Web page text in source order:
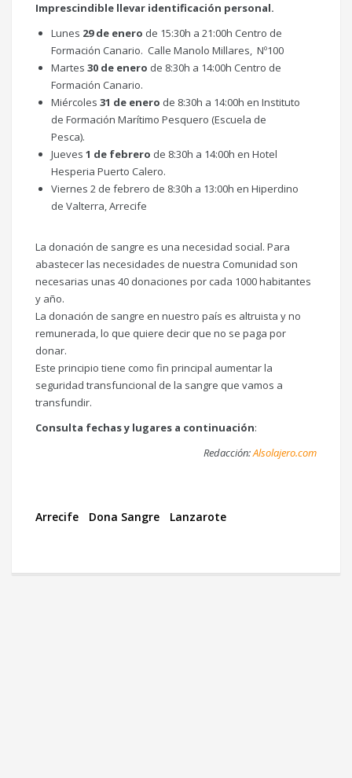
Imprescindible llevar identificación personal.
Lunes 29 de enero de 15:30h a 21:00h Centro de
Formación Canario. Calle Manolo Millares, Nº100
Martes 30 de enero de 8:30h a 14:00h Centro de
Formación Canario.
Miércoles 31 de enero de 8:30h a 14:00h en Instituto
de Formación Marítimo Pesquero (Escuela de
Pesca).
Jueves 1 de febrero de 8:30h a 14:00h en Hotel
Hesperia Puerto Calero.
Viernes 2 de febrero de 8:30h a 13:00h en Hiperdino
de Valterra, Arrecife
La donación de sangre es una necesidad social. Para
abastecer las necesidades de nuestra Comunidad son
necesarias unas 40 donaciones por cada 1000 habitantes
y año.
La donación de sangre en nuestro país es altruista y no
remunerada, lo que quiere decir que no se paga por
donar.
Este principio tiene como fin principal aumentar la
seguridad transfuncional de la sangre que vamos a
transfundir.
Consulta fechas y lugares a continuación:
Redacción:Alsolajero.com
Arrecife Dona Sangre Lanzarote